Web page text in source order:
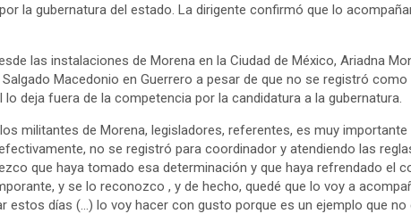
la gubernatura del estado. La dirigente confirmó que lo
las instalaciones de Morena en la Ciudad de México, Ariadna
Macedonio en Guerrero a pesar de que no se registró
deja fuera de la competencia por la candidatura a la gubernatura.
militantes de Morena, legisladores, referentes, es muy
no se registró para coordinador y atendiendo las
que haya tomado esa determinación y que haya refrendado el
y se lo reconozco , y de hecho, quedé que lo voy a
estos días (…) lo voy hacer con gusto porque es un ejemplo que no